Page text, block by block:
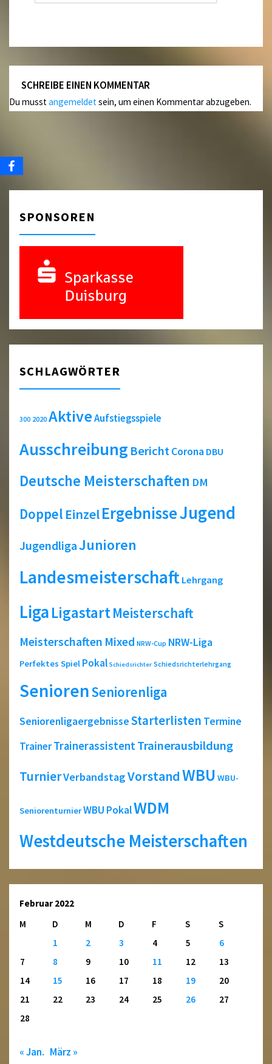
SCHREIBE EINEN KOMMENTAR
Du musstangemeldet sein, um einen Kommentar abzugeben.
SPONSOREN
SCHLAGWÖRTER
300 2020 AktiveAufstiegsspiele
Ausschreibung BerichtCorona DBU
Deutsche Meisterschaften DM
Doppel EinzelErgebnisseJugend
JugendligaJunioren
Landesmeisterschaft Lehrgang
LigaLigastartMeisterschaft
Meisterschaften Mixed NRW-Cup NRW-Liga
Perfektes Spiel Pokal Schiedsrichter Schiedsrichterlehrgang
SeniorenSeniorenliga
SeniorenligaergebnisseStarterlisten Termine
TrainerTrainerassistentTrainerausbildung
TurnierVerbandstagVorstandWBU WBU-
SeniorenturnierWBU PokalWDM
Westdeutsche Meisterschaften
Februar 2022
M
D M D F S
S
1
2 3 4 5
6
7
8 9 10 11 12
13
14
15 16 17 18 19
20
21
22 23 24 25 26
27
28
« Jan. März »